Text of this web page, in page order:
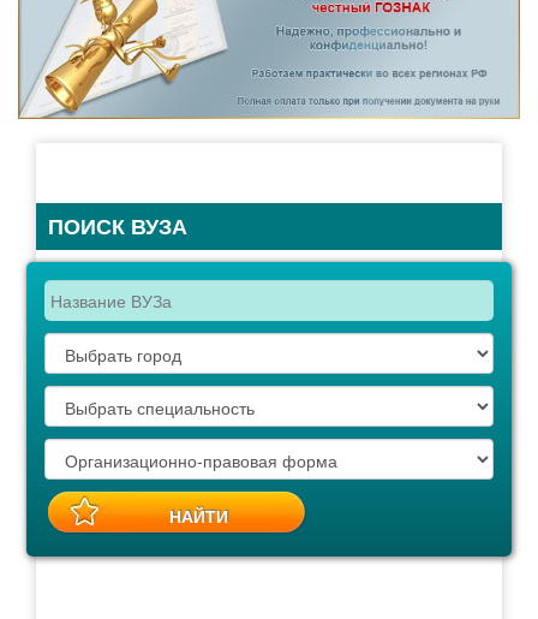
ПОИСК ВУЗА